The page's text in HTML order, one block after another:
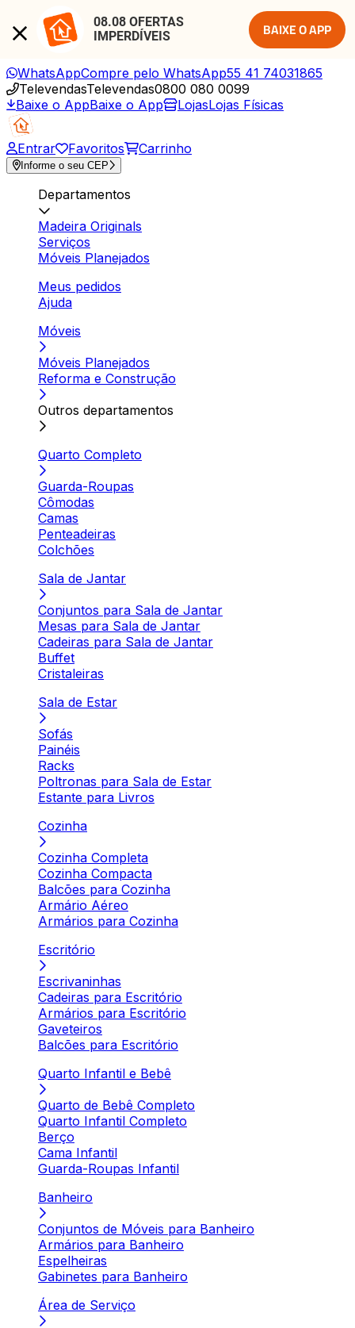
08.08 OFERTAS
IMPERDÍVEIS
BAIXE O APP
WhatsAppCompre pelo WhatsApp55 41 74031865
TelevendasTelevendas0800 080 0099
Baixe o AppBaixe o App LojasLojas Físicas
Entrar Favoritos Carrinho
Informe o seu CEP
Departamentos
Madeira Originals
Serviços
Móveis Planejados
Meus pedidos
Ajuda
Móveis
Móveis Planejados
Reforma e Construção
Outros departamentos
Quarto Completo
Guarda-Roupas
Cômodas
Camas
Penteadeiras
Colchões
Sala de Jantar
Conjuntos para Sala de Jantar
Mesas para Sala de Jantar
Cadeiras para Sala de Jantar
Buffet
Cristaleiras
Sala de Estar
Sofás
Painéis
Racks
Poltronas para Sala de Estar
Estante para Livros
Cozinha
Cozinha Completa
Cozinha Compacta
Balcões para Cozinha
Armário Aéreo
Armários para Cozinha
Escritório
Escrivaninhas
Cadeiras para Escritório
Armários para Escritório
Gaveteiros
Balcões para Escritório
Quarto Infantil e Bebê
Quarto de Bebê Completo
Quarto Infantil Completo
Berço
Cama Infantil
Guarda-Roupas Infantil
Banheiro
Conjuntos de Móveis para Banheiro
Armários para Banheiro
Espelheiras
Gabinetes para Banheiro
Área de Serviço